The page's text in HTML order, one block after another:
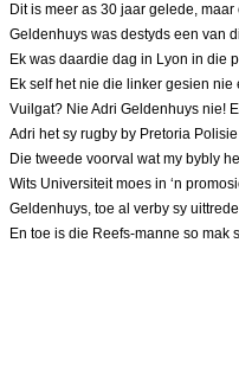
Dit is meer as 30 jaar gelede,
Geldenhuys was destyds een van
Ek was daardie dag in Lyon in die
Ek self het nie die linker gesien
Vuilgat? Nie Adri Geldenhuys nie!
Adri het sy rugby by Pretoria
Die tweede voorval wat my bybly
Wits Universiteit moes in ‘n
Geldenhuys, toe al verby sy
En toe is die Reefs-manne so